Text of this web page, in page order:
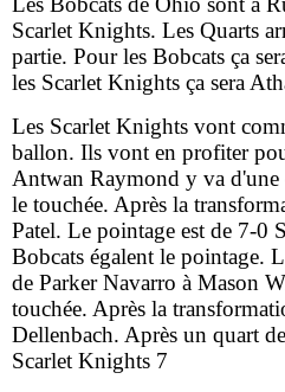
Scarlet Knights. Les Quarts
partie. Pour les Bobcats ça
les Scarlet Knights ça sera
Les Scarlet Knights vont
ballon. Ils vont en profiter
Antwan Raymond y va d'une
le touchée. Après la
Patel. Le pointage est de 7-0
Bobcats égalent le pointage.
de Parker Navarro à Mason
touchée. Après la
Dellenbach. Après un quart
Scarlet Knights 7